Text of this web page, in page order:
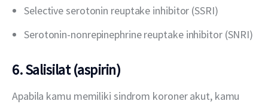
Selective serotonin reuptake inhibitor (SSRI)
Serotonin-nonrepinephrine reuptake inhibitor (SNRI)
6. Salisilat (aspirin)
Apabila kamu memiliki sindrom koroner akut, kamu